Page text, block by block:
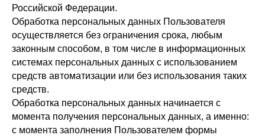
Российской Федерации.
Обработка персональных данных Пользователя
осуществляется без ограничения срока, любым
законным способом, в том числе в информационных
системах персональных данных с использованием
средств автоматизации или без использования таких
средств.
Обработка персональных данных начинается с
момента получения персональных данных, а именно:
с момента заполнения Пользователем формы